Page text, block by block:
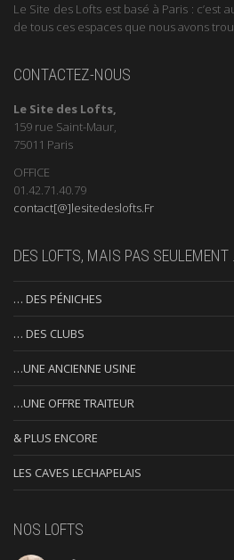
Le Site des Lofts est basé à Paris : c’est
de tous ces espaces que nous avons
CONTACTEZ-NOUS
Le Site des Lofts,
159 rue Saint-Maur,
75011 Paris
OFFICE
01.42.71.40.79
contact[@]lesitedeslofts.Fr
DES LOFTS, MAIS PAS SEULEMENT
… DES PÉNICHES
… DES CLUBS
…UNE ANCIENNE USINE
…UNE OFFRE TRAITEUR
& PLUS ENCORE
LES CAVES LECHAPELAIS
NOS LOFTS